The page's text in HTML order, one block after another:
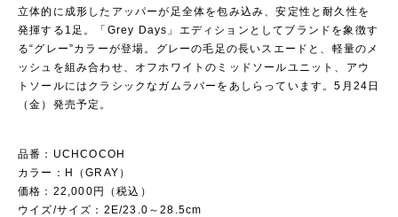
立体的に成形したアッパーが足全体を包み込み、安定性と耐久性を
発揮する1足。「Grey Days」エディションとしてブランドを象徴す
る“グレー”カラーが登場。グレーの毛足の長いスエードと、軽量のメ
ッシュを組み合わせ、オフホワイトのミッドソールユニット、アウ
トソールにはクラシックなガムラバーをあしらっています。5月24日
（金）発売予定。
品番：UCHCOCOH
カラー：H（GRAY）
価格：22,000円（税込）
ウイズ/サイズ：2E/23.0～28.5cm